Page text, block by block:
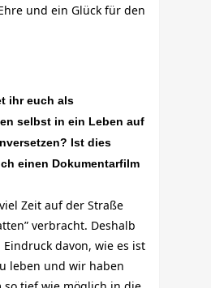
und ein Glück für den
ihr euch als
selbst in ein Leben auf
Ist dies
einen Dokumentarfilm
Zeit auf der Straße
verbracht. Deshalb
davon, wie es ist
leben und wir haben